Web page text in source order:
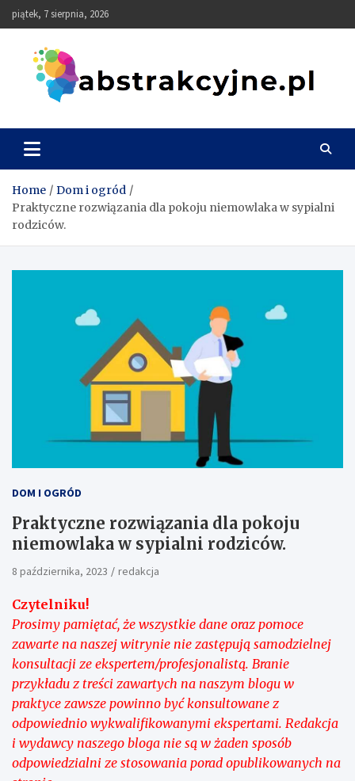
Skip
to
piątek, 7 sierpnia, 2026
Abstrakcyjne
Home
Dom i ogród
Praktyczne rozwiązania dla pokoju niemowlaka w sypialni
rodziców.
DOM I OGRÓD
Praktyczne rozwiązania dla pokoju
niemowlaka w sypialni rodziców.
8 października, 2023 redakcja
Czytelniku!
Prosimy pamiętać, że wszystkie dane oraz pomoce
zawarte na naszej witrynie nie zastępują samodzielnej
konsultacji ze ekspertem/profesjonalistą. Branie
przykładu z treści zawartych na naszym blogu w
praktyce zawsze powinno być konsultowane z
odpowiednio wykwalifikowanymi ekspertami. Redakcja
i wydawcy naszego bloga nie są w żaden sposób
odpowiedzialni ze stosowania porad opublikowanych na